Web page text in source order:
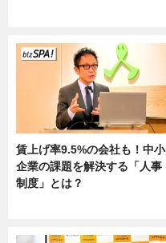
賃上げ率9.5%の会社も！中小
企業の課題を解決する「人事
制度」とは？